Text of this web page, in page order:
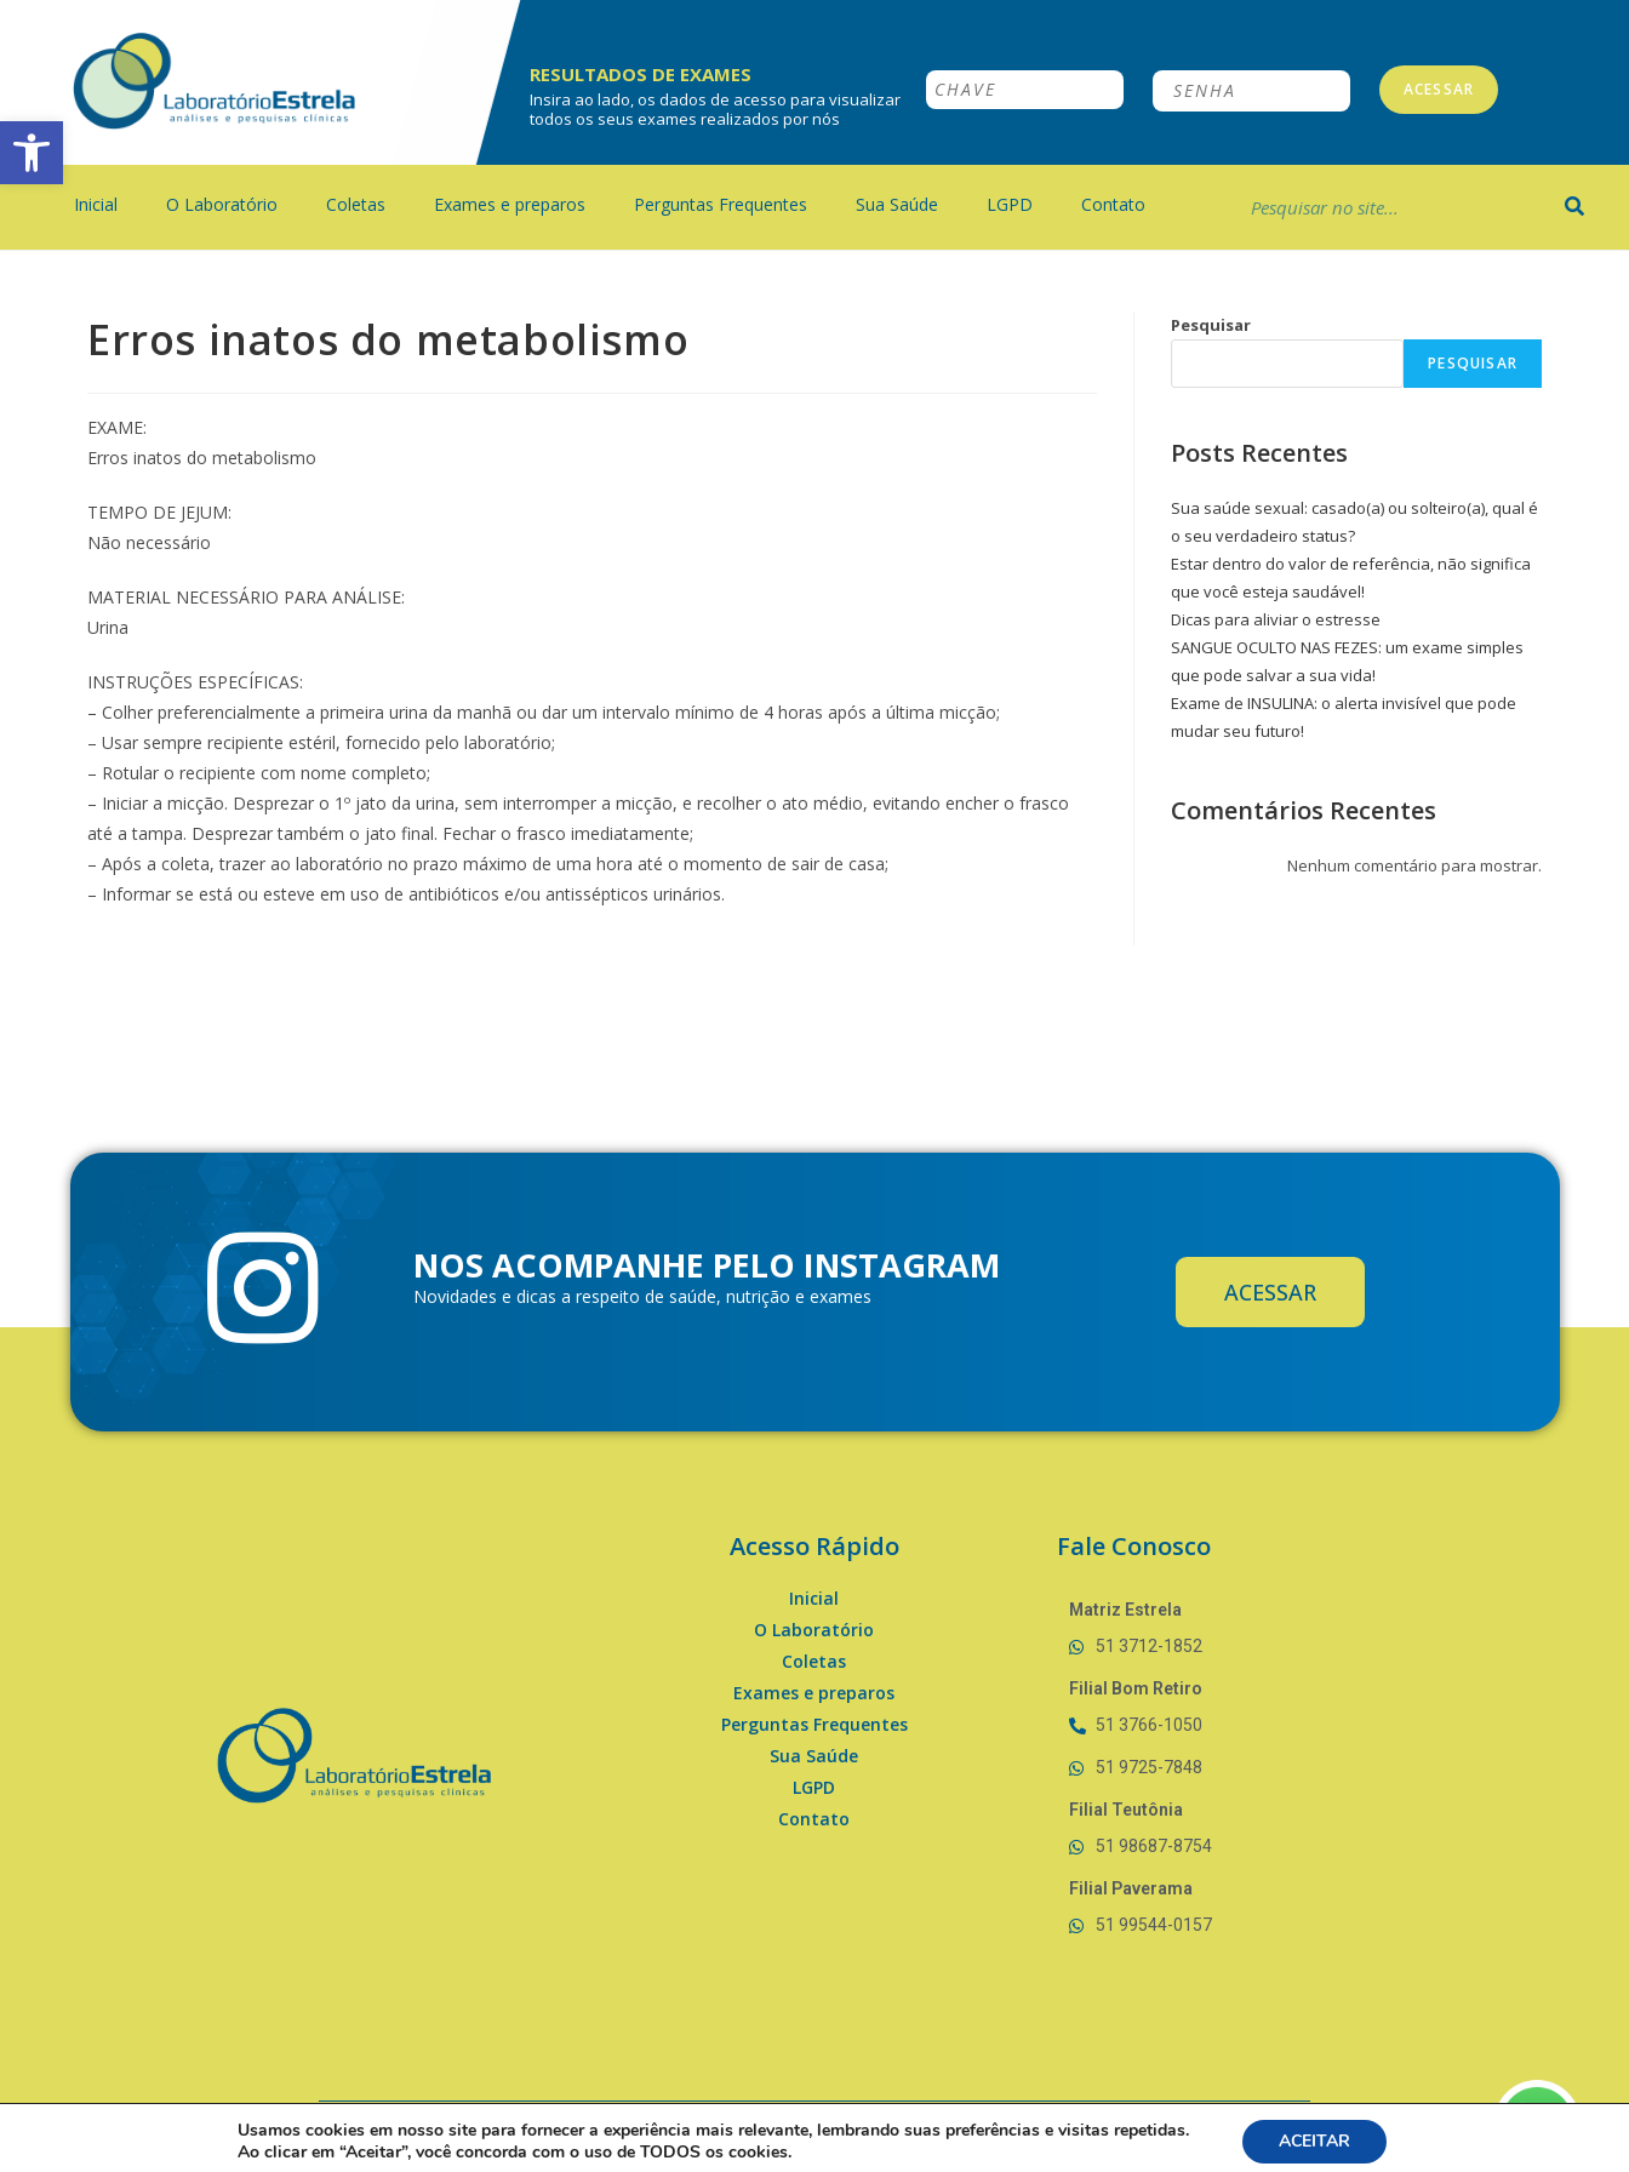
Barra de Ferramentas Aberta
RESULTADOS DE EXAMES
Insira ao lado, os dados de acesso para visualizar
todos os seus exames realizados por nós
ACESSAR
Inicial O Laboratório Coletas Exames e preparos Perguntas Frequentes Sua Saúde LGPD Contato
Erros inatos do metabolismo
EXAME:
Erros inatos do metabolismo
TEMPO DE JEJUM:
Não necessário
MATERIAL NECESSÁRIO PARA ANÁLISE:
Urina
INSTRUÇÕES ESPECÍFICAS:
– Colher preferencialmente a primeira urina da manhã ou dar um intervalo mínimo de 4 horas após a última micção;
– Usar sempre recipiente estéril, fornecido pelo laboratório;
– Rotular o recipiente com nome completo;
– Iniciar a micção. Desprezar o 1º jato da urina, sem interromper a micção, e recolher o ato médio, evitando encher o frasco
até a tampa. Desprezar também o jato final. Fechar o frasco imediatamente;
– Após a coleta, trazer ao laboratório no prazo máximo de uma hora até o momento de sair de casa;
– Informar se está ou esteve em uso de antibióticos e/ou antissépticos urinários.
Pesquisar
PESQUISAR
Posts Recentes
Sua saúde sexual: casado(a) ou solteiro(a), qual é
o seu verdadeiro status?
Estar dentro do valor de referência, não significa
que você esteja saudável!
Dicas para aliviar o estresse
SANGUE OCULTO NAS FEZES: um exame simples
que pode salvar a sua vida!
Exame de INSULINA: o alerta invisível que pode
mudar seu futuro!
Comentários Recentes
Nenhum comentário para mostrar.
NOS ACOMPANHE PELO INSTAGRAM
Novidades e dicas a respeito de saúde, nutrição e exames ACESSAR
Acesso Rápido
Inicial
O Laboratório
Coletas
Exames e preparos
Perguntas Frequentes
Sua Saúde
LGPD
Contato
Fale Conosco
Matriz Estrela
51 3712-1852
Filial Bom Retiro
51 3766-1050
51 9725-7848
Filial Teutônia
51 98687-8754
Filial Paverama
51 99544-0157
Laboratório Estrela - Análises e Pesquisas Clínicas
Usamos cookies em nosso site para fornecer a experiência mais relevante, lembrando suas preferências e visitas repetidas.
Ao clicar em “Aceitar”, você concorda com o uso de TODOS os cookies.
ACEITAR